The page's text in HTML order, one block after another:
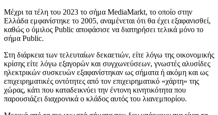
Μέχρι τα τέλη του 2023 το σήμα MediaMarkt, το οποίο στην
Ελλάδα εμφανίστηκε το 2005, αναμένεται ότι θα έχει εξαφανισθεί,
καθώς ο όμιλος Public αποφάσισε να διατηρήσει τελικά μόνο το
σήμα Public.
Στη διάρκεια των τελευταίων δεκαετιών, είτε λόγω της οικονομικής
κρίσης είτε λόγω εξαγορών και συγχωνεύσεων, γνωστές αλυσίδες
ηλεκτρικών συσκευών εξαφανίστηκαν ως σήματα ή ακόμη και ως
επιχειρηματικές οντότητες από τον επιχειρηματικό «χάρτη» της
χώρας, κάτι που καταδεικνύει την έντονη κινητικότητα που
παρουσιάζει διαχρονικά ο κλάδος αυτός του λιανεμπορίου.